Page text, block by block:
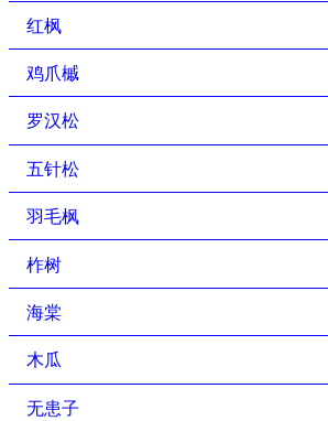
红枫
鸡爪槭
罗汉松
五针松
羽毛枫
柞树
海棠
木瓜
无患子